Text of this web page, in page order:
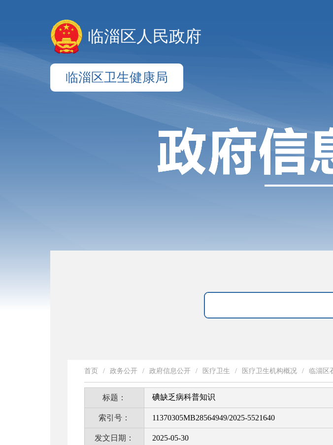
临淄区人民政府
临淄区卫生健康局
首页 / 政务公开 / 政府信息公开 / 医疗卫生 / 医疗卫生机构概况 / 临淄区
标题： 碘缺乏病科普知识
索引号： 11370305MB28564949/2025-5521640
发文日期： 2025-05-30